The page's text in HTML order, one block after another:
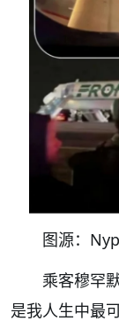
图源：
乘客穆罕
是我人生中最